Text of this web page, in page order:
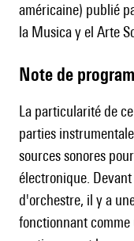
américaine) publié
la Musica y el Arte
Note de
La particularité de
parties
sources sonores
électronique.
d'orchestre, il y a
fonctionnant comme